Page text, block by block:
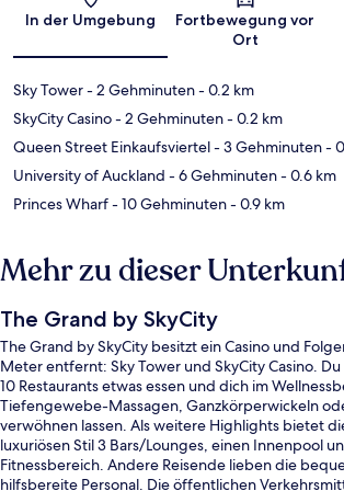
Karte
In der Umgebung
Fortbewegung vor
Ort
Sky Tower- 2 Gehminuten- 0.2 km
SkyCity Casino- 2 Gehminuten- 0.2 km
Queen Street Einkaufsviertel- 3 Gehminuten-
University of Auckland - 6 Gehminuten- 0.6 km
Princes Wharf- 10 Gehminuten- 0.9 km
Mehr zu dieser
The Grand by SkyCity
The Grand by SkyCity besitzt ein Casino und
Meter entfernt: Sky Tower und SkyCity Casino.
10 Restaurants etwas essen und dich im
Tiefengewebe-Massagen, Ganzkörperwickeln
verwöhnen lassen. Als weitere Highlights bietet
luxuriösen Stil 3 Bars/Lounges, einen Innenpool
Fitnessbereich. Andere Reisende lieben die
hilfsbereite Personal. Die öffentlichen